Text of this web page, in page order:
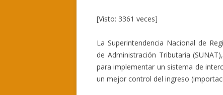
[Visto: 3361 veces]
La Superintendencia Nacional de
de Administración Tributaria
para implementar un sistema de
un mejor control del ingreso